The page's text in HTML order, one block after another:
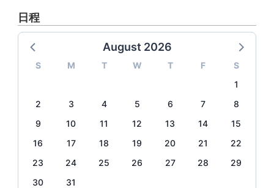
日程
August 2026
S M T W T F
S
1
2
3 4 5 6 7
8
9
10 11 12 13 14
15
16
17 18 19 20 21
22
23
24 25 26 27 28
29
30
31